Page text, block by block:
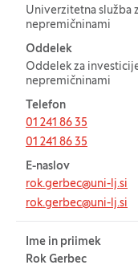
Univerzitetna služba
nepremičninami
Oddelek
Oddelek za
nepremičninami
Telefon
01 241 86 35
01 241 86 35
E-naslov
rok.gerbec@uni-lj.si
rok.gerbec@uni-lj.si
Ime in priimek
Rok Gerbec